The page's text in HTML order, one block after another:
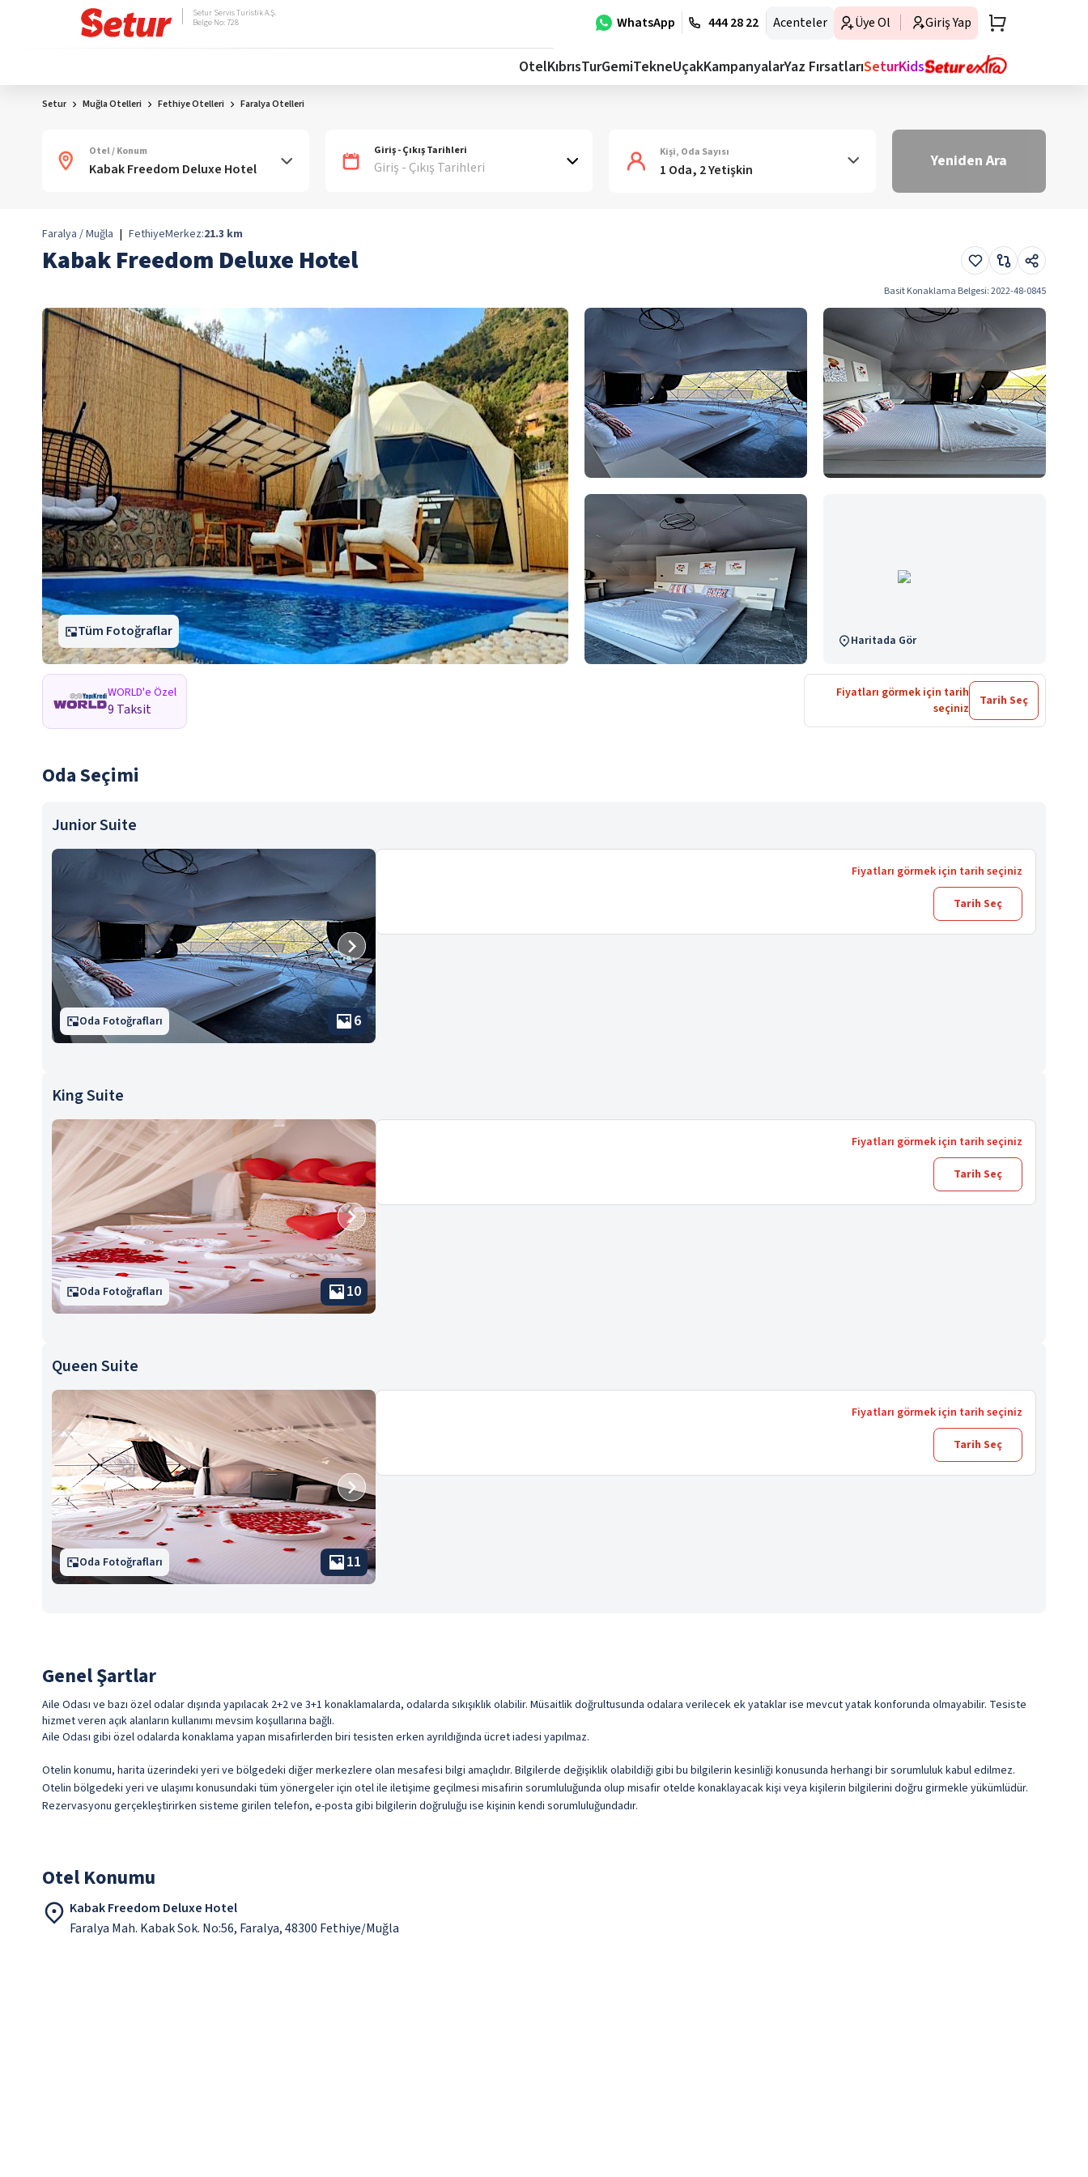
WhatsApp 444 28 22 Acenteler Üye Ol Giriş Yap
Setur Servis Turistik A.Ş.
Belge No: 728
OtelKıbrısTurGemiTekneUçakKampanyalarYaz FırsatlarıSeturKids
Setur Muğla Otelleri Fethiye Otelleri Faralya Otelleri
Otel / Konum Giriş - Çıkış Tarihleri
Giriş - Çıkış Tarihleri
Kişi, Oda Sayısı
1 Oda, 2 Yetişkin Yeniden Ara
Faralya / Muğla | FethiyeMerkez:21.3 km
Kabak Freedom Deluxe Hotel
Basit Konaklama Belgesi:2022-48-0845
Tüm Fotoğraflar
Haritada Gör
WORLD'e Özel
9 Taksit
Fiyatları görmek için tarih
seçiniz
Tarih Seç
Oda Seçimi
Junior Suite
Oda Fotoğrafları 6
Fiyatları görmek için tarih seçiniz
Tarih Seç
King Suite
Oda Fotoğrafları 10
Fiyatları görmek için tarih seçiniz
Tarih Seç
Queen Suite
Oda Fotoğrafları 11
Fiyatları görmek için tarih seçiniz
Tarih Seç
Genel Şartlar
Aile Odası ve bazı özel odalar dışında yapılacak 2+2 ve 3+1 konaklamalarda, odalarda sıkışıklık olabilir. Müsaitlik doğrultusunda odalara verilecek ek yataklar ise mevcut yatak konforunda olmayabilir. Tesiste
hizmet veren açık alanların kullanımı mevsim koşullarına bağlı.
Aile Odası gibi özel odalarda konaklama yapan misafirlerden biri tesisten erken ayrıldığında ücret iadesi yapılmaz.
Otelin konumu, harita üzerindeki yeri ve bölgedeki diğer merkezlere olan mesafesi bilgi amaçlıdır. Bilgilerde değişiklik olabildiği gibi bu bilgilerin kesinliği konusunda herhangi bir sorumluluk kabul edilmez.
Otelin bölgedeki yeri ve ulaşımı konusundaki tüm yönergeler için otel ile iletişime geçilmesi misafirin sorumluluğunda olup misafir otelde konaklayacak kişi veya kişilerin bilgilerini doğru girmekle yükümlüdür.
Rezervasyonu gerçekleştirirken sisteme girilen telefon, e-posta gibi bilgilerin doğruluğu ise kişinin kendi sorumluluğundadır.
Otel Konumu
Kabak Freedom Deluxe Hotel
Faralya Mah. Kabak Sok. No:56, Faralya, 48300 Fethiye/Muğla